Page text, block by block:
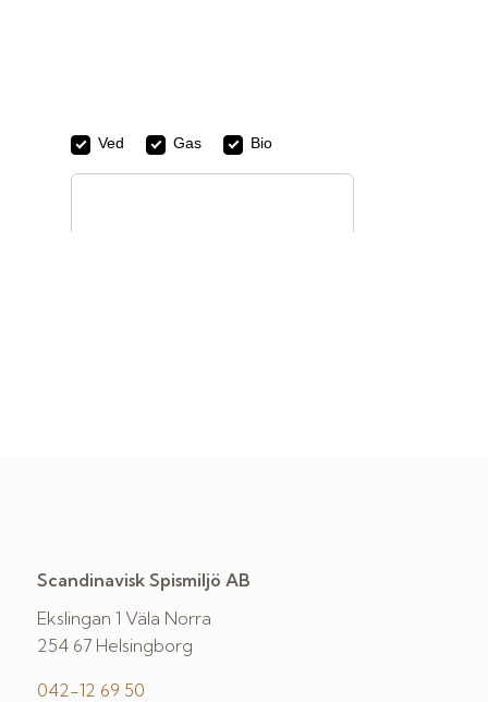
Scandinavisk Spismiljö AB
Ekslingan 1 Väla Norra
254 67 Helsingborg
042-12 69 50